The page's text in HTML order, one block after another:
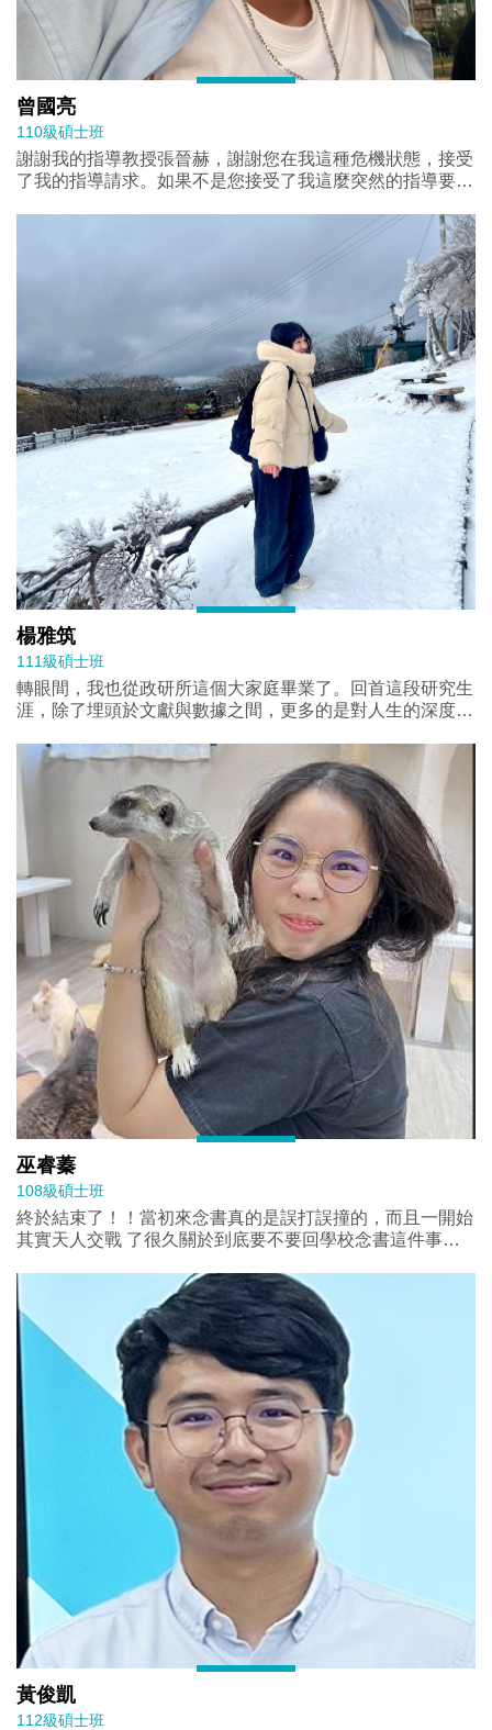
曾國亮
110級碩士班
謝謝我的指導教授張晉赫，謝謝您在我這種危機狀態，接受
了我的指導請求。如果不是您接受了我這麼突然的指導要
達琪⽼師，非常感激您們的在學術上的協助。最後謝謝所上
美君組的幫忙，您是政治所上的中流砥柱！這⼀段時間真的
⾮常煎熬，也⽐⼀般的⼈花了更多的時間完成這個學位。說
浪費時間嗎也不全然是，但這過程中也確實讓我變的更堅
強，跌跌撞撞的過程也嘗試了很多領域。如果能重來⼀次，
我想就是要認真對⾯對這該死的拖延症。
楊雅筑
111級碩士班
轉眼間，我也從政研所這個大家庭畢業了。回首這段研究生
涯，除了埋頭於文獻與數據之間，更多的是對人生的深度探
也感謝政研所提供機會，讓我有幸能在交換結束後，再度踏
上日本發表論文並協助雙方交流，成功展現了在日本交換期
間所累積的能力，這些點滴，都成了我最引以為傲的人生片
段。 此外，最想感謝所上的師長、助理及同學們。老師們
不僅在學術上傾囊相授，更指引學生人生的方向；助理們默
默處理繁瑣事務，成為我們最強大的後盾；而同學間的相互
扶持，更是支撐著我走完最後的一哩路。也祝福未來的學弟
妹們在研究路上一帆風順，享受這段純粹且充實的時光！
巫睿蓁
108級碩士班
終於結束了！！當初來念書真的是誤打誤撞的，而且一開始
其實天人交戰 了很久關於到底要不要回學校念書這件事。
邊寫論文。最後終於在最後關頭完成了！！其實回想這 一
路走來是苦甜參半，也很高興當初自己有堅持下來。中山政
治所掰掰~我們有 緣再見。
黃俊凱
112級碩士班